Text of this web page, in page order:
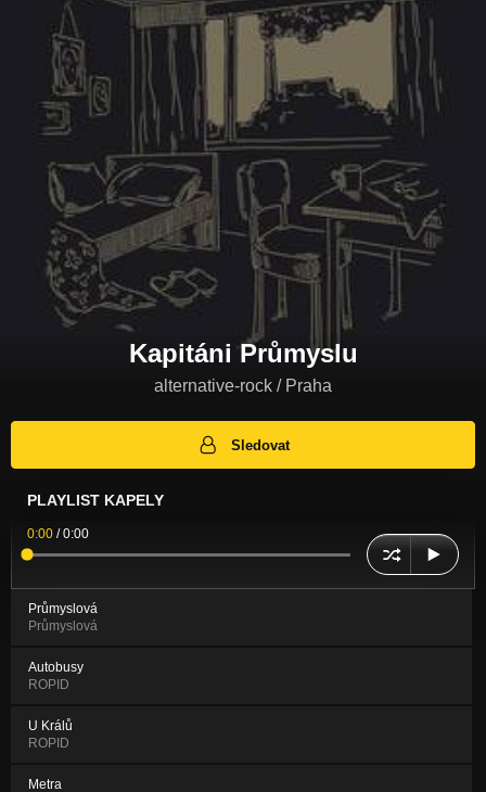
Kapitáni Průmyslu
alternative-rock / Praha
Sledovat
PLAYLIST KAPELY
0:00 /0:00
Průmyslová
Průmyslová
Autobusy
ROPID
U Králů
ROPID
Metra